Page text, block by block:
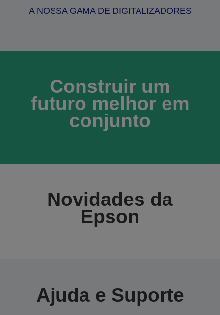
A NOSSA GAMA DE DIGITALIZADORES
Construir um
futuro melhor em
conjunto
Novidades da
Epson
Ajuda e Suporte